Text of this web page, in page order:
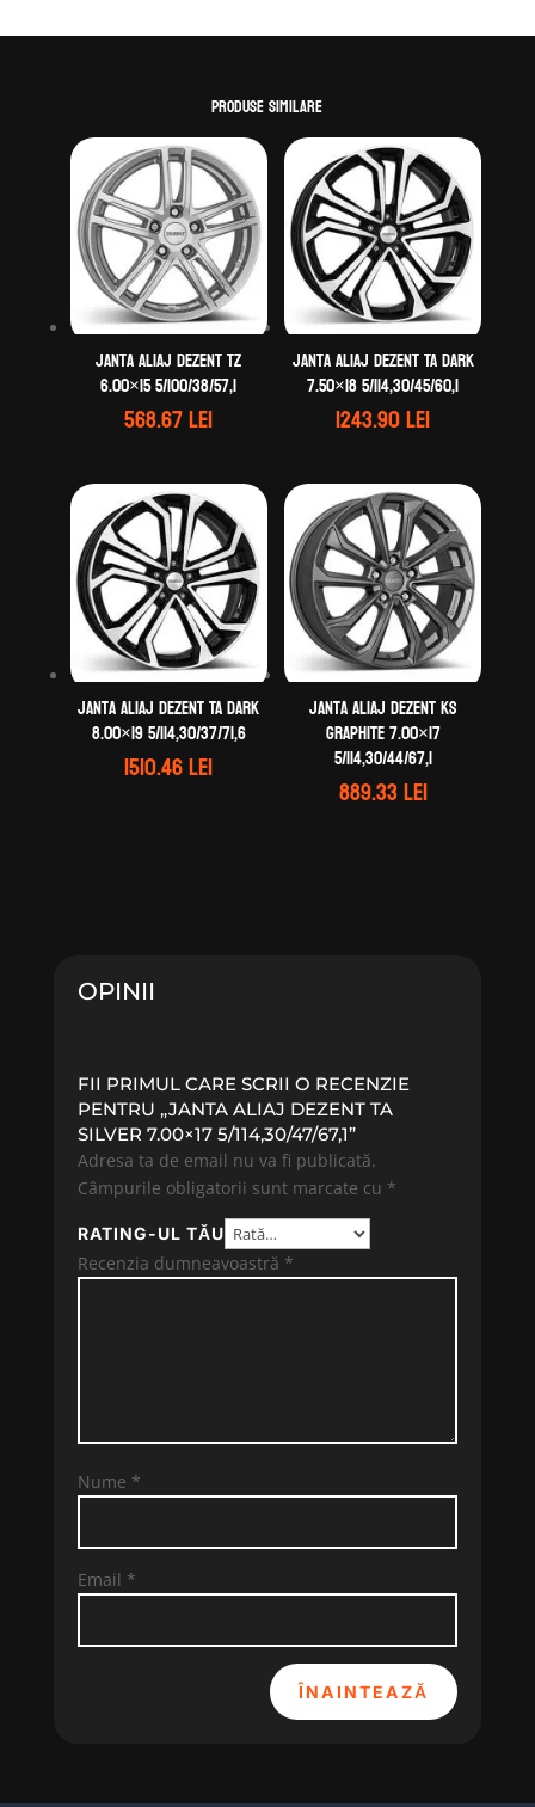
Produse similare
Janta aliaj DEZENT TZ
6.00×15 5/100/38/57,1
568.67lei
Janta aliaj DEZENT TA dark
7.50×18 5/114,30/45/60,1
1243.90lei
Janta aliaj DEZENT TA dark
8.00×19 5/114,30/37/71,6
1510.46lei
Janta aliaj DEZENT KS
graphite 7.00×17
5/114,30/44/67,1
889.33lei
OPINII
FII PRIMUL CARE SCRII O RECENZIE
PENTRU „JANTA ALIAJ DEZENT TA
SILVER 7.00×17 5/114,30/47/67,1”
Adresa ta de email nu va fi publicată.
Câmpurile obligatorii sunt marcate cu *
RATING-UL TĂU
Recenzia dumneavoastră *
Nume *
Email *
ÎNAINTEAZĂ